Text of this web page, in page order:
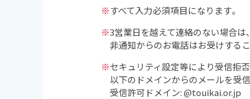
※すべて入力必須項目になります。
※3営業日を越えて連絡のない場合は
非通知からのお電話はお受けする
※セキュリティ設定等により受信拒
以下のドメインからのメールを受
受信許可ドメイン: @touikai.or.jp